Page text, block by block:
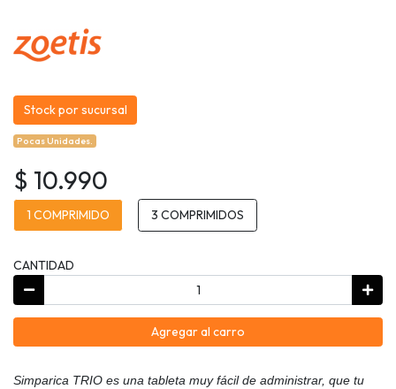
Stock por sucursal
Pocas Unidades.
$ 10.990
1 COMPRIMIDO 3 COMPRIMIDOS
CANTIDAD
Agregar al carro
Simparica TRIO es una tableta muy fácil de administrar, que tu